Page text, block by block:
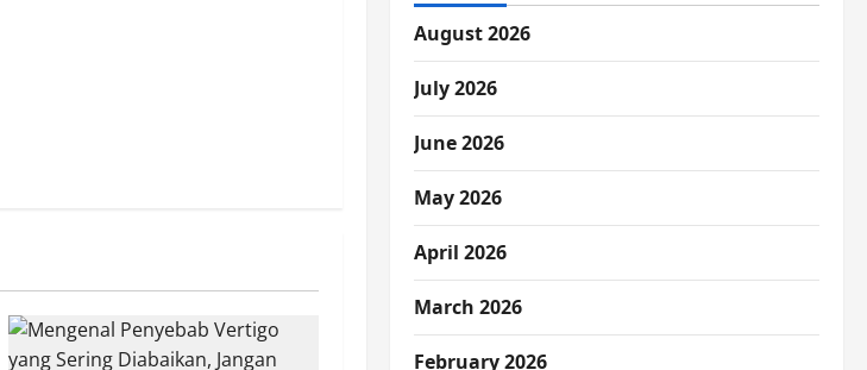
August 2026
July 2026
June 2026
May 2026
April 2026
March 2026
February 2026